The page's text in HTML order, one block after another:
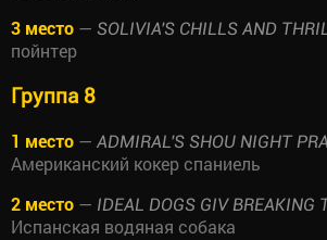
3 место — SOLIVIA'S CHILLS AND
пойнтер
Группа 8
1 место — ADMIRAL'S SHOU NIGHT
Американский кокер спаниель
2 место — IDEAL DOGS GIV BREAKING
Испанская водяная собака